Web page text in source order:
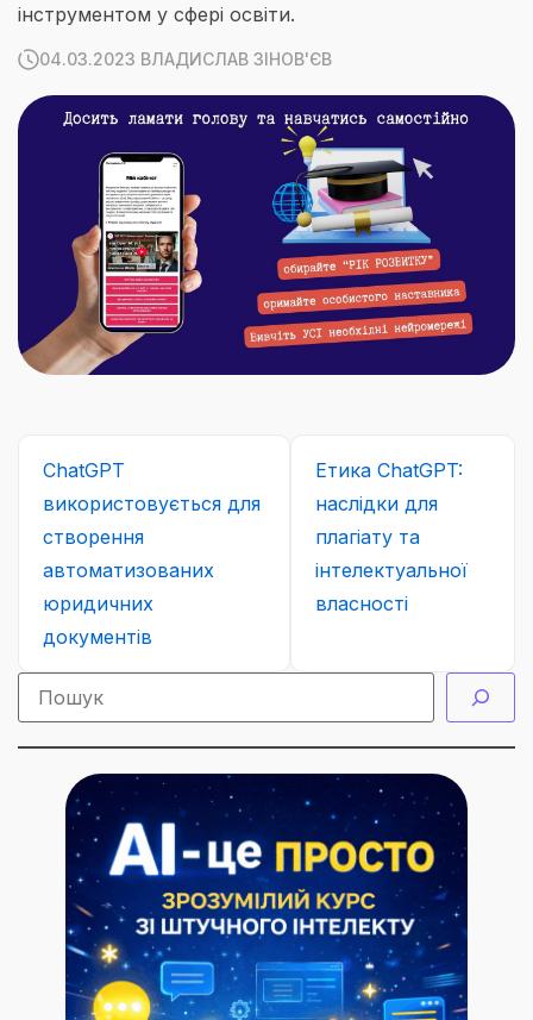
інструментом у сфері освіти.
04.03.2023 ВЛАДИСЛАВ ЗІНОВ'ЄВ
ChatGPT
використовується для
створення
автоматизованих
юридичних
документів
Етика ChatGPT:
наслідки для
плагіату та
інтелектуальної
власності